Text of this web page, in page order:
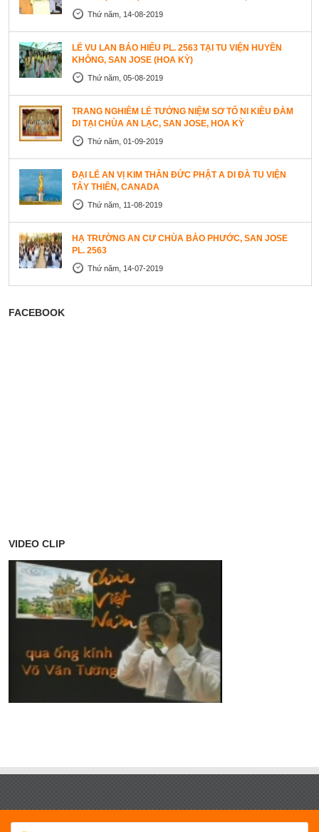
Thứ năm, 14-08-2019
LỄ VU LAN BÁO HIẾU PL. 2563 TẠI TU VIỆN HUYỀN
KHÔNG, SAN JOSE (HOA KỲ)
Thứ năm, 05-08-2019
TRANG NGHIÊM LỄ TƯỞNG NIỆM SƠ TỔ NI KIỀU ĐÀM
DI TẠI CHÙA AN LẠC, SAN JOSE, HOA KỲ
Thứ năm, 01-09-2019
ĐẠI LỄ AN VỊ KIM THÂN ĐỨC PHẬT A DI ĐÀ TU VIỆN
TÂY THIÊN, CANADA
Thứ năm, 11-08-2019
HẠ TRƯỜNG AN CƯ CHÙA BẢO PHƯỚC, SAN JOSE
PL. 2563
Thứ năm, 14-07-2019
FACEBOOK
VIDEO CLIP